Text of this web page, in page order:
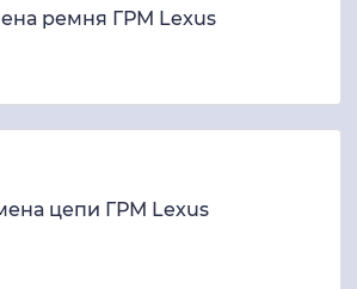
ремня ГРМ Lexus
цепи ГРМ Lexus